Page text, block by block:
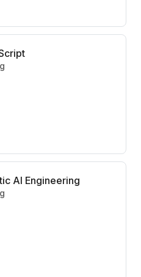
AI Engineering